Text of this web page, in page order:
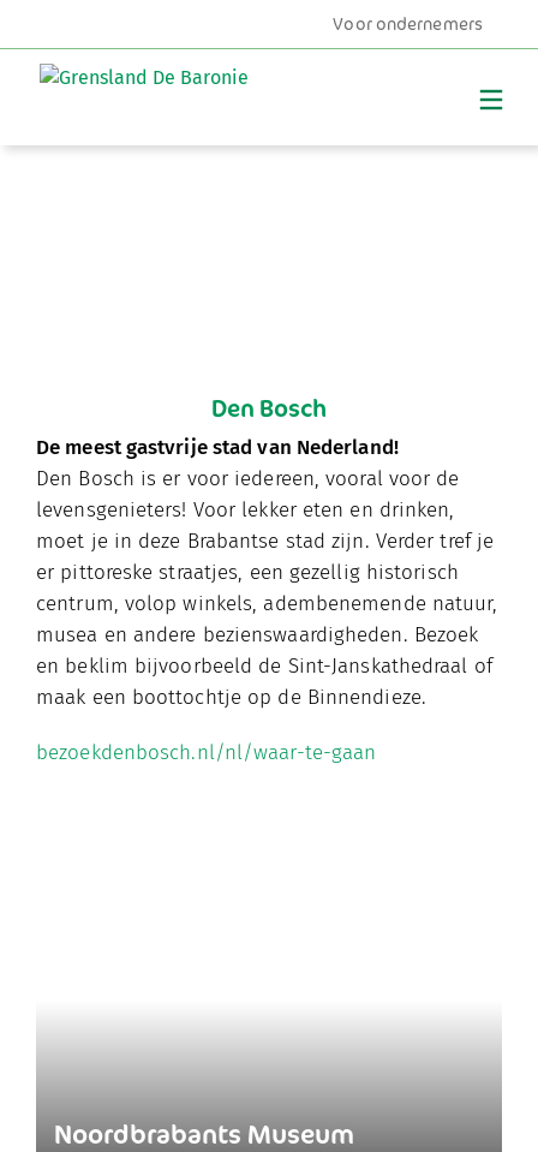
Voor ondernemers
Den Bosch
De meest gastvrije stad van Nederland!
Den Bosch is er voor iedereen, vooral voor de
levensgenieters! Voor lekker eten en drinken,
moet je in deze Brabantse stad zijn. Verder tref je
er pittoreske straatjes, een gezellig historisch
centrum, volop winkels, adembenemende natuur,
musea en andere bezienswaardigheden. Bezoek
en beklim bijvoorbeeld de Sint-Janskathedraal of
maak een boottochtje op de Binnendieze.
bezoekdenbosch.nl/nl/waar-te-gaan
Noordbrabants Museum